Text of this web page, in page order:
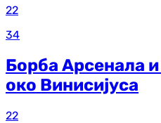
22
34
Борба Арсенала
око Винисијуса
22